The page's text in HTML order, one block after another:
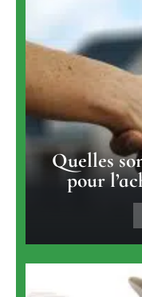
Quelles
pour